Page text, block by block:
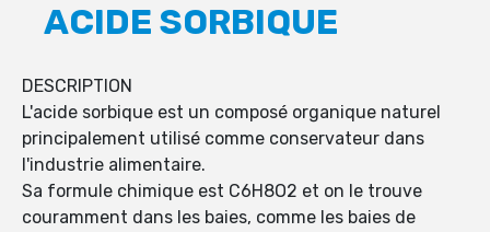
ACIDE SORBIQUE
DESCRIPTION
L'acide sorbique est un composé organique naturel
principalement utilisé comme conservateur dans
l'industrie alimentaire.
Sa formule chimique est C6H8O2 et on le trouve
couramment dans les baies, comme les baies de